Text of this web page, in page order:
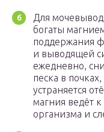
Для
богаты
поддержания
и выводящей
ежедневно,
песка в
устраняется
магния ведёт
организма и